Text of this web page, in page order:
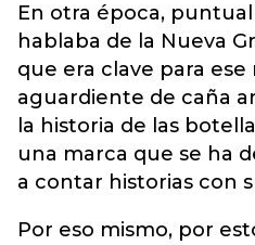
En otra época,
hablaba de la Nueva
que era clave para
aguardiente de caña
la historia de las
una marca que se ha
a contar historias con
Por eso mismo, por